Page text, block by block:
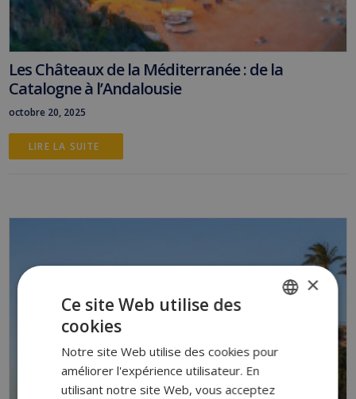
Les Châteaux de la Méditerranée : de la
Catalogne à l’Andalousie
octobre 20, 2025
LIRE LA SUITE
DUTCH
×
Ce site Web utilise des
cookies
Notre site Web utilise des cookies pour
améliorer l'expérience utilisateur. En
utilisant notre site Web, vous acceptez